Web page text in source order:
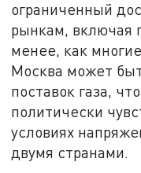
ограниченный
рынкам, включая
менее, как
Москва может
поставок газа,
политически
условиях
двумя странами.